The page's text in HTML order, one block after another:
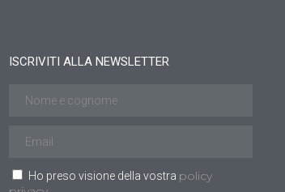
ISCRIVITI ALLA NEWSLETTER
Ho preso visione della vostra policy